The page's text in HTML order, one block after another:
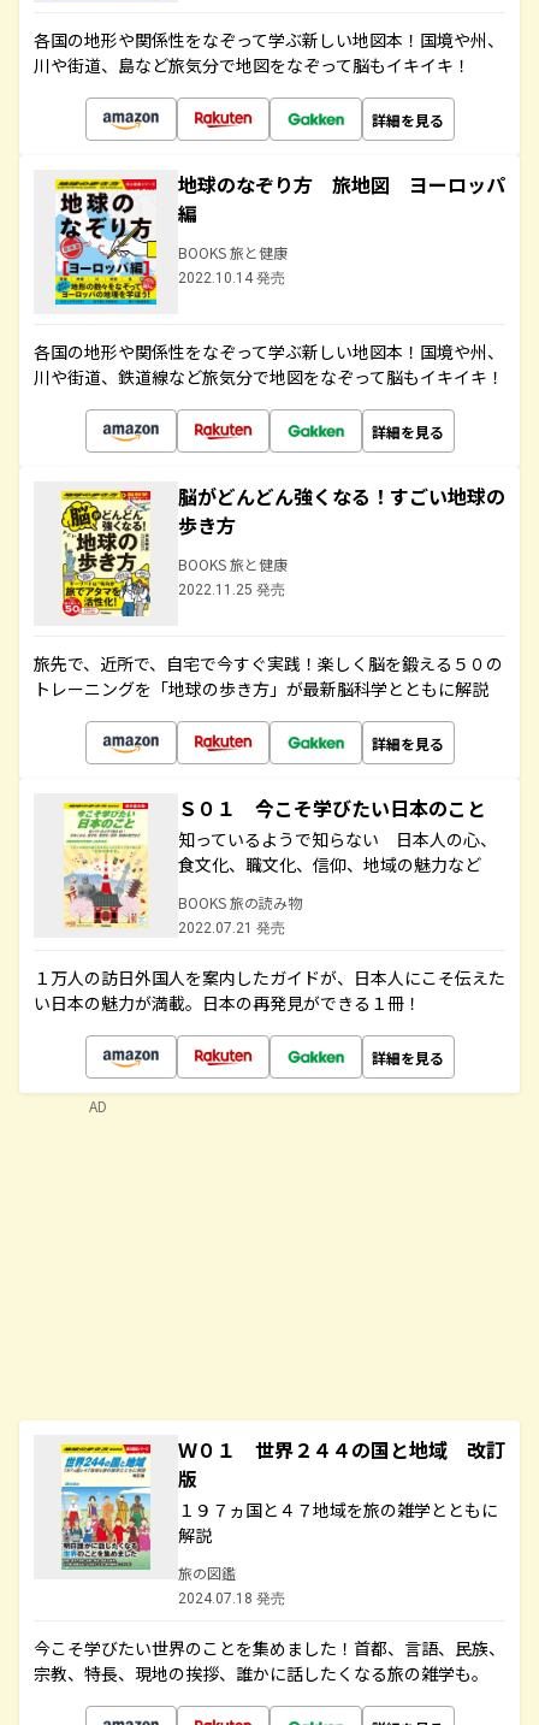
各国の地形や関係性をなぞって学ぶ新しい地図本！国境や州、
川や街道、島など旅気分で地図をなぞって脳もイキイキ！
詳細を見る
地球のなぞり方 旅地図 ヨーロッパ
編
BOOKS 旅と健康
2022.10.14 発売
各国の地形や関係性をなぞって学ぶ新しい地図本！国境や州、
川や街道、鉄道線など旅気分で地図をなぞって脳もイキイキ！
詳細を見る
脳がどんどん強くなる！すごい地球の
歩き方
BOOKS 旅と健康
2022.11.25 発売
旅先で、近所で、自宅で今すぐ実践！楽しく脳を鍛える５０の
トレーニングを「地球の歩き方」が最新脳科学とともに解説
詳細を見る
Ｓ０１ 今こそ学びたい日本のこと
知っているようで知らない 日本人の心、
食文化、職文化、信仰、地域の魅力など
BOOKS 旅の読み物
2022.07.21 発売
１万人の訪日外国人を案内したガイドが、日本人にこそ伝えた
い日本の魅力が満載。日本の再発見ができる１冊！
詳細を見る
Ｗ０１ 世界２４４の国と地域 改訂
版
１９７ヵ国と４７地域を旅の雑学とともに
解説
旅の図鑑
2024.07.18 発売
今こそ学びたい世界のことを集めました！首都、言語、民族、
宗教、特長、現地の挨拶、誰かに話したくなる旅の雑学も。
AD